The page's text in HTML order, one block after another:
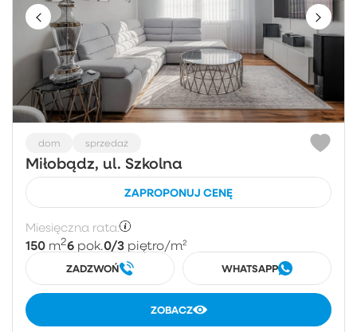
dom sprzedaż
Miłobądz, ul. Szkolna
ZAPROPONUJ CENĘ
Miesięczna rata:
150 m26 pok.0/3 piętro/m²
ZADZWOŃ WHATSAPP
ZOBACZ